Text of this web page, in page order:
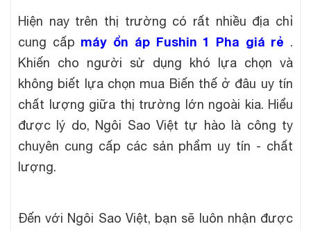
Hiện nay trên thị trường có rất nhiều địa chỉ
cung cấp máy ổn áp Fushin 1 Pha giá rẻ .
Khiến cho người sử dụng khó lựa chọn và
không biết lựa chọn mua Biến thế ở đâu uy tín
chất lượng giữa thị trường lớn ngoài kia. Hiểu
được lý do, Ngôi Sao Việt tự hào là công ty
chuyên cung cấp các sản phẩm uy tín - chất
lượng.
Đến với Ngôi Sao Việt, bạn sẽ luôn nhận được